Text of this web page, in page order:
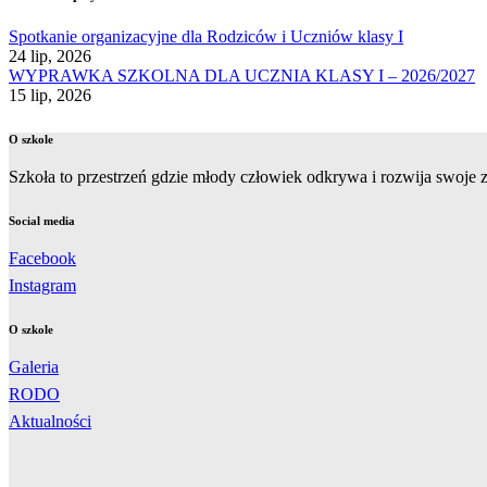
Spotkanie organizacyjne dla Rodziców i Uczniów klasy I
24 lip, 2026
WYPRAWKA SZKOLNA DLA UCZNIA KLASY I – 2026/2027
15 lip, 2026
O szkole
Szkoła to przestrzeń gdzie młody człowiek odkrywa i rozwija swoje
Social media
Facebook
Instagram
O szkole
Galeria
RODO
Aktualności